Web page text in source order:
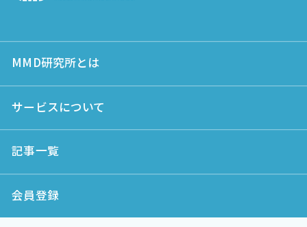
MMD研究所とは
サービスについて
記事一覧
会員登録